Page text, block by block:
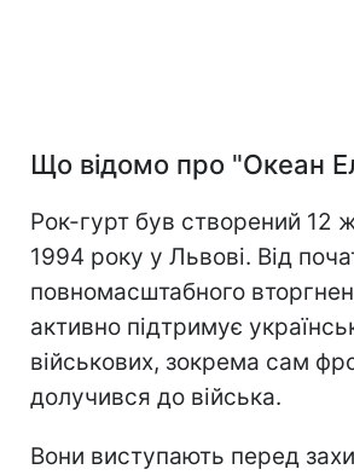
Що відомо про "Океан
Рок-гурт був створений 12
1994 року у Львові. Від
повномасштабного
активно підтримує
військових, зокрема сам
долучився до війська.
Вони виступають перед